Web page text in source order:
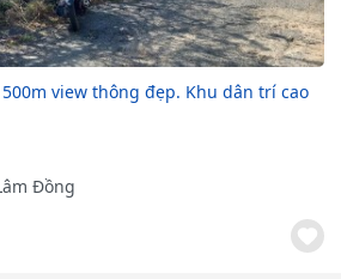
view thông đẹp. Khu dân trí cao
Đồng